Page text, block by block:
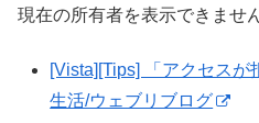
現在の所有者を表示できません
[Vista][Tips] 「アクセスが
生活/ウェブリブログ